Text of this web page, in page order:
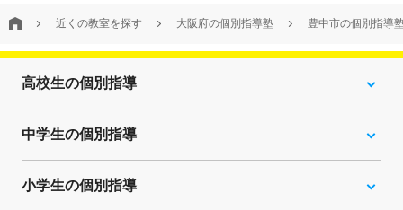
近くの教室を探す 大阪府の個別指導塾 豊中市の個別指導
高校生の個別指導
中学生の個別指導
小学生の個別指導